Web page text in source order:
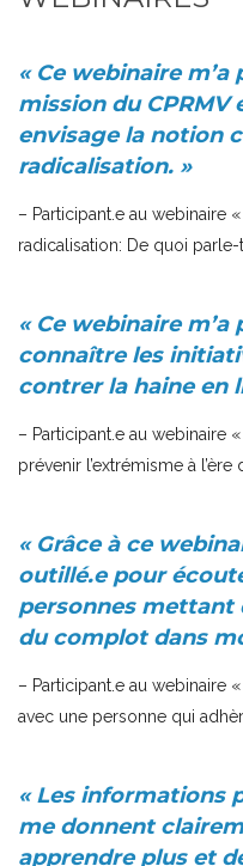
« Ce webinaire
mission du
envisage la notion
radicalisation. »
– Participant.e au webinaire
radicalisation: De quoi parle-
« Ce webinaire
connaître les
contrer la haine en
– Participant.e au webinaire
prévenir l’extrémisme à
« Grâce à ce
outillé.e pour
personnes mettant
du complot dans
– Participant.e au webinaire
avec une personne qui
« Les informations
me donnent
apprendre plus et